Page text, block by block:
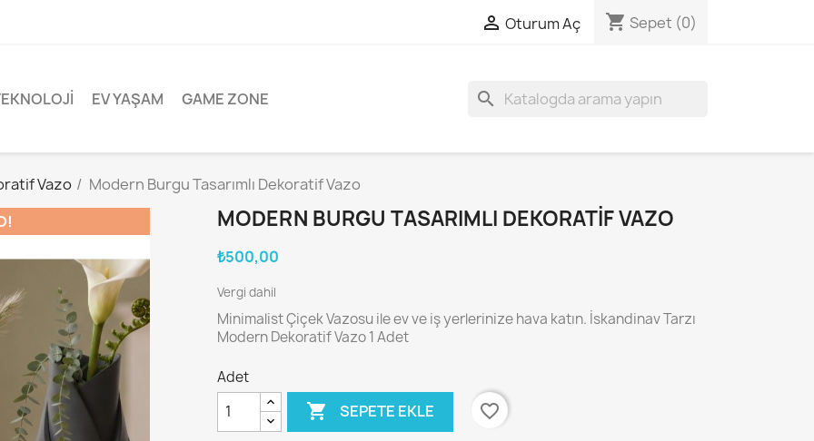
 Oturum Aç shopping_cart Sepet (0)
EV YAŞAM GAME ZONE search
Vazo
Modern Burgu Tasarımlı Dekoratif Vazo
MODERN BURGU TASARIMLI DEKORATIF VAZO
₺500,00
Vergi dahil
Minimalist Çiçek Vazosu ile ev ve iş yerlerinize hava katın. İskandinav Tarzı
Modern Dekoratif Vazo 1 Adet
Adet
 SEPETE EKLE favorite_border